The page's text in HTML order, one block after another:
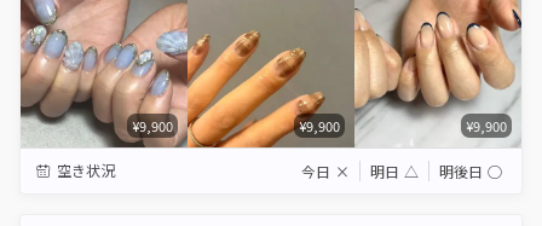
¥9,900 ¥9,900 ¥9,900
空き状況 今日 × 明日 △ 明後日 ◯